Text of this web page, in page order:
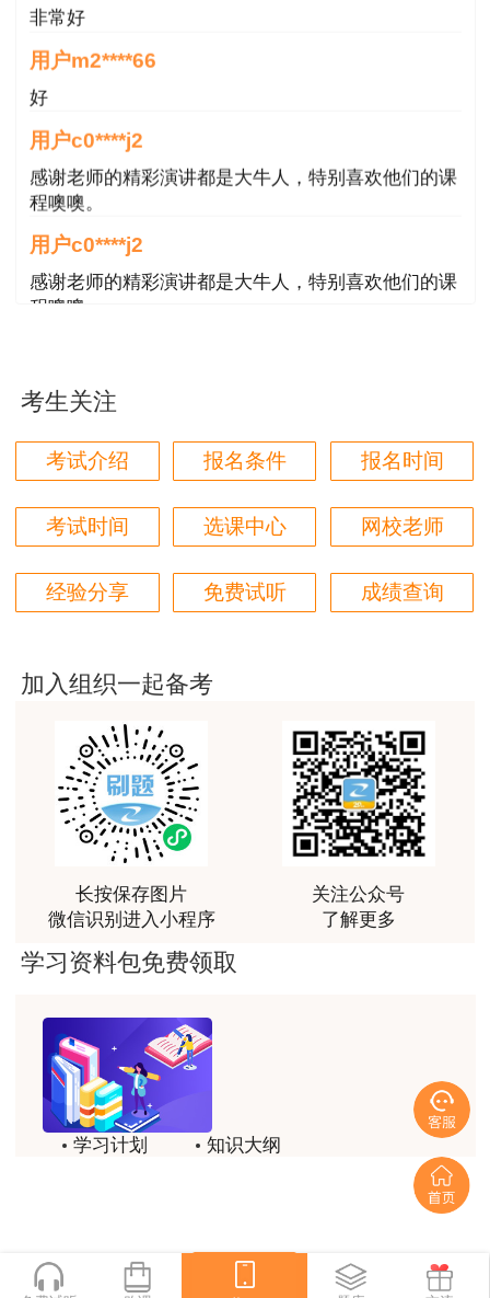
好
用户c0****j2
感谢老师的精彩演讲都是大牛人，特别喜欢他们的课
程噢噢。
用户c0****j2
感谢老师的精彩演讲都是大牛人，特别喜欢他们的课
程噢噢。
用户m4****88
第一次考房估，对比了好几家网校，最终选择了正
保，学习了两个月了，越来越发现讲得是真好，我这
门外汗都能听懂
用户m0****66
原理方法赵占香老师讲得很通俗易懂，节奏刚刚好，
跟着老师有信心学下去。
用户m3****88
用户m1****68
朋友推荐过来的，直接选的网校最好的班，希望一把
用户m0****68
王佑辉老师土估的神
用户m5****68
王佑辉讲的课很好，答疑老师1526很有耐心，答疑的
考生关注
考试介绍 报名条件 报名时间
考试时间 选课中心 网校老师
经验分享 免费试听 成绩查询
加入组织一起备考
长按保存图片
微信识别进入小程序
关注公众号
了解更多
学习资料包免费领取
学习计划
知识大纲